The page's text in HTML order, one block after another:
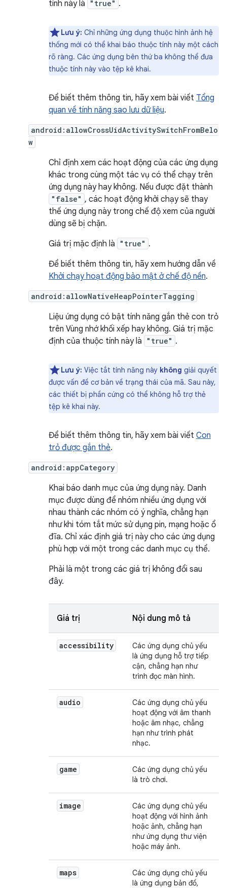
tính này là "true" .
Lưu ý: Chỉ những ứng dụng thuộc hình ảnh hệ
thống mới có thể khai báo thuộc tính này một cách
rõ ràng. Các ứng dụng bên thứ ba không thể đưa
thuộc tính này vào tệp kê khai.
Để biết thêm thông tin, hãy xem bài viết Tổng
quan về tính năng sao lưu dữ liệu.
android:allowCrossUidActivitySwitchFromBelo
w
Chỉ định xem các hoạt động của các ứng dụng
khác trong cùng một tác vụ có thể chạy trên
ứng dụng này hay không. Nếu được đặt thành
"false" , các hoạt động khởi chạy sẽ thay
thế ứng dụng này trong chế độ xem của người
dùng sẽ bị chặn.
Giá trị mặc định là
"true" .
Để biết thêm thông tin, hãy xem hướng dẫn về
Khởi chạy hoạt động bảo mật ở chế độ nền.
android:allowNativeHeapPointerTagging
Liệu ứng dụng có bật tính năng gắn thẻ con trỏ
trên Vùng nhớ khối xếp hay không. Giá trị mặc
định của thuộc tính này là
"true" .
Lưu ý: Việc tắt tính năng này không giải quyết
được vấn đề cơ bản về trạng thái của mã. Sau này,
các thiết bị phần cứng có thể không hỗ trợ thẻ
tệp kê khai này.
Để biết thêm thông tin, hãy xem bài viết Con
trỏ được gắn thẻ.
android:appCategory
Khai báo danh mục của ứng dụng này. Danh
mục được dùng để nhóm nhiều ứng dụng với
nhau thành các nhóm có ý nghĩa, chẳng hạn
như khi tóm tắt mức sử dụng pin, mạng hoặc ổ
đĩa. Chỉ xác định giá trị này cho các ứng dụng
phù hợp với một trong các danh mục cụ thể.
Phải là một trong các giá trị không đổi sau
đây.
Giá trị Nội dung mô tả
accessibility
Các ứng dụng chủ yếu
là ứng dụng hỗ trợ tiếp
cận, chẳng hạn như
trình đọc màn hình.
audio
Các ứng dụng chủ yếu
hoạt động với âm thanh
hoặc âm nhạc, chẳng
hạn như trình phát
nhạc.
game
Các ứng dụng chủ yếu
là trò chơi.
image
Các ứng dụng chủ yếu
hoạt động với hình ảnh
hoặc ảnh, chẳng hạn
như ứng dụng thư viện
hoặc máy ảnh.
maps
Các ứng dụng chủ yếu
là ứng dụng bản đồ,